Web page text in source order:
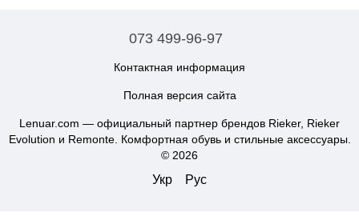
073 499-96-97
Контактная информация
Полная версия сайта
Lenuar.com — официальный партнер брендов Rieker, Rieker
Evolution и Remonte. Комфортная обувь и стильные аксессуары.
© 2026
Укр Рус